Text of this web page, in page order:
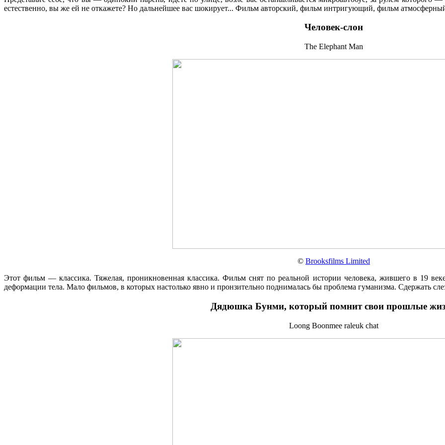
естественно, вы же ей не откажете? Но дальнейшее вас шокирует... Фильм авторский, фильм интригующий, фильм
Человек-слон
The Elephant Man
© Brooksfilms Limited
Этот фильм — классика. Тяжелая, проникновенная классика. Фильм снят по реальной истории человека, жившего в 19
деформации тела. Мало фильмов, в которых настолько явно и пронзительно поднималась бы проблема гуманизма. Сдержать
Дядюшка Бунми, который помнит свои прошлые
Loong Boonmee raleuk chat